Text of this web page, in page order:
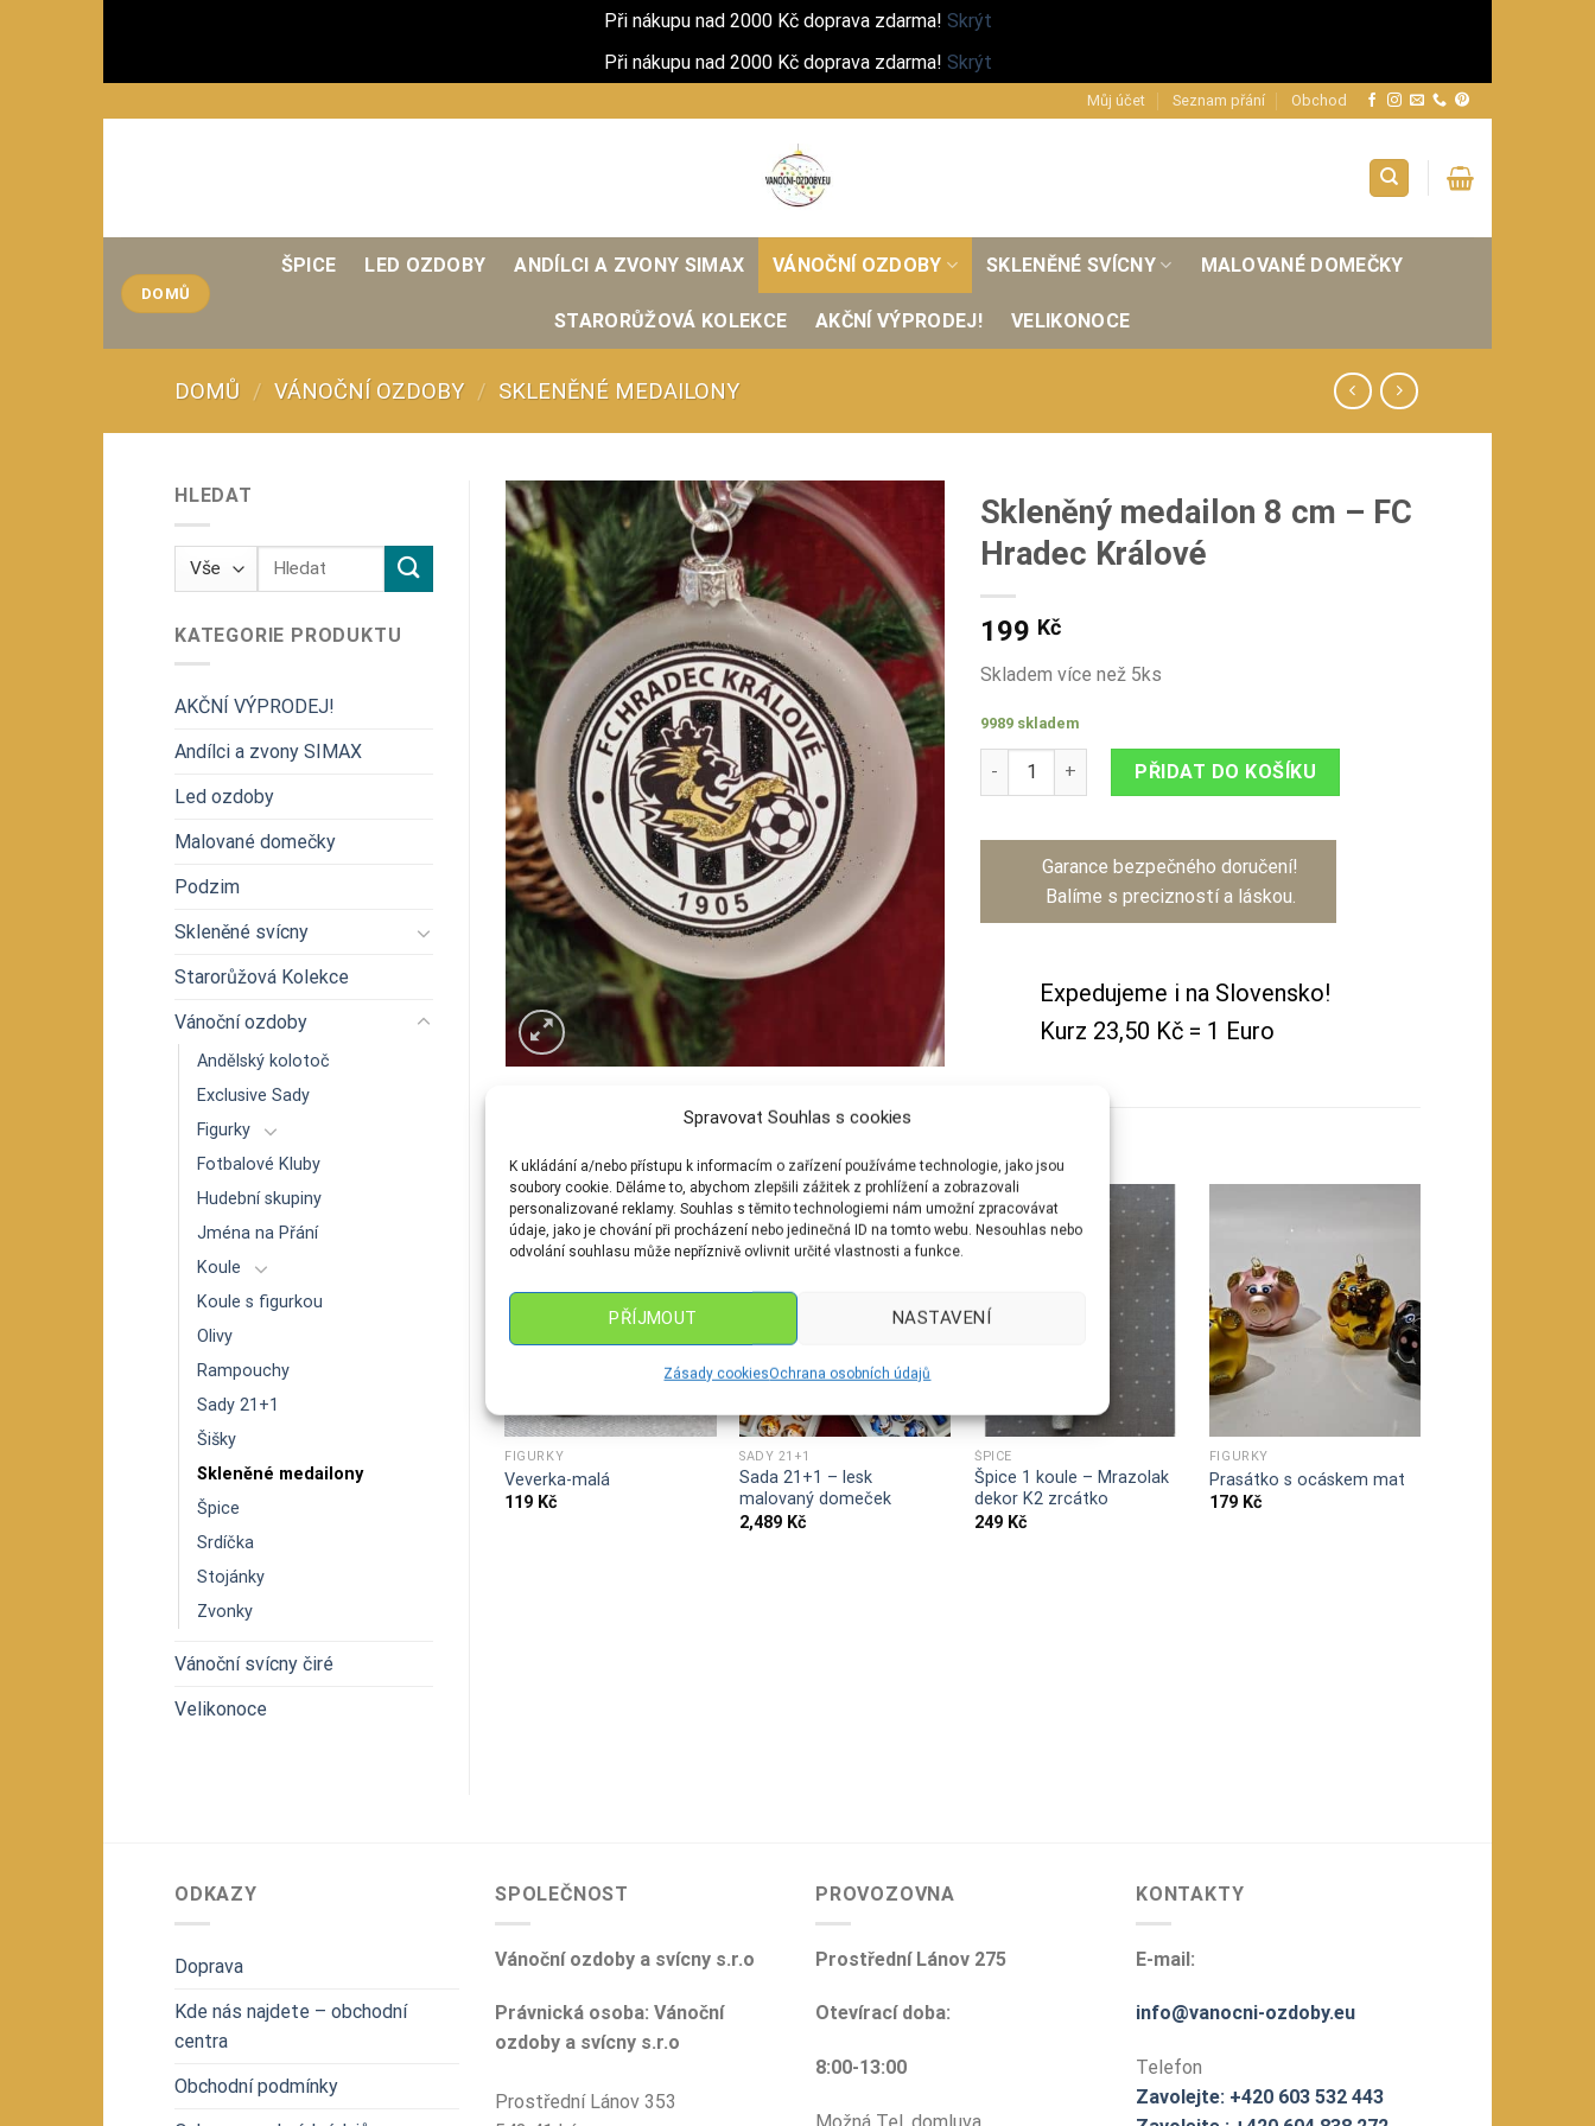
Spravovat Souhlas s cookies
K ukládání a/nebo přístupu k informacím o zařízení používáme technologie, jako jsou
soubory cookie. Děláme to, abychom zlepšili zážitek z prohlížení a zobrazovali
personalizované reklamy. Souhlas s těmito technologiemi nám umožní zpracovávat
údaje, jako je chování při procházení nebo jedinečná ID na tomto webu. Nesouhlas nebo
odvolání souhlasu může nepříznivě ovlivnit určité vlastnosti a funkce.
PŘÍJMOUT NASTAVENÍ
Zásady cookiesOchrana osobních údajů
Při nákupu nad 2000 Kč doprava zdarma! Skrýt
Při nákupu nad 2000 Kč doprava zdarma! Skrýt
na
Můj účet Seznam přání Obchod
DOMŮ
ŠPICE LED OZDOBY ANDÍLCI A ZVONY SIMAX VÁNOČNÍ OZDOBY SKLENĚNÉ SVÍCNY MALOVANÉ DOMEČKY
STARORŮŽOVÁ KOLEKCE AKČNÍ VÝPRODEJ! VELIKONOCE
DOMŮ / VÁNOČNÍ OZDOBY / SKLENĚNÉ MEDAILONY
HLEDAT
Hledat:
KATEGORIE PRODUKTU
AKČNÍ VÝPRODEJ!
Andílci a zvony SIMAX
Led ozdoby
Malované domečky
Podzim
Skleněné svícny
Starorůžová Kolekce
Vánoční ozdoby
Andělský kolotoč
Exclusive Sady
Figurky
Fotbalové Kluby
Hudební skupiny
Jména na Přání
Koule
Koule s figurkou
Olivy
Rampouchy
Sady 21+1
Šišky
Skleněné medailony
Špice
Srdíčka
Stojánky
Zvonky
Vánoční svícny čiré
Velikonoce
Skleněný medailon 8 cm – FC
Hradec Králové
199 Kč
Skladem více než 5ks
9989 skladem
Skleněný medailon 8 cm - FC Hradec Králové množství
PŘIDAT DO KOŠÍKU
Garance bezpečného doručení!
Balíme s precizností a láskou.
Expedujeme i na Slovensko!
Kurz 23,50 Kč = 1 Euro
FIGURKY
Veverka-malá
119 Kč
SADY 21+1
Sada 21+1 – lesk
malovaný domeček
2,489 Kč
ŠPICE
Špice 1 koule – Mrazolak
dekor K2 zrcátko
249 Kč
FIGURKY
Prasátko s ocáskem mat
179 Kč
Kominík-šála
ODKAZY
Doprava
Kde nás najdete – obchodní
centra
Obchodní podmínky
SPOLEČNOST
Vánoční ozdoby a svícny s.r.o
Právnická osoba: Vánoční
ozdoby a svícny s.r.o
Prostřední Lánov 353
PROVOZOVNA
Prostřední Lánov 275
Otevírací doba:
8:00-13:00
KONTAKTY
E-mail:
info@vanocni-ozdoby.eu
Telefon
Zavolejte: +420 603 532 443